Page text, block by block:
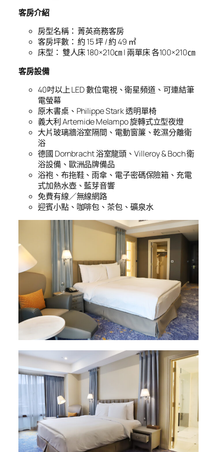
客房介紹
房型名稱： 菁英商務客房
客房坪數： 約 15 坪 / 約 49 ㎡
床型： 雙人床 180×210㎝ | 兩單床 各100×210㎝
客房設備
40吋以上 LED 數位電視、衛星頻道、可連結筆
電螢幕
原木書桌、Philippe Stark 透明單椅
義大利 Artemide Melampo 旋轉式立型夜燈
大片玻璃牆浴室隔間、電動窗簾、乾濕分離衛
浴
德國 Dornbracht 浴室龍頭、Villeroy & Boch 衛
浴設備、歐洲品牌備品
浴袍、布拖鞋、雨傘、電子密碼保險箱、充電
式加熱水壺、藍芽音響
免費有線／無線網路
迎賓小點、咖啡包、茶包、礦泉水